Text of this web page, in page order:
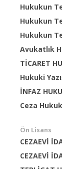
Hukukun
Hukukun
Hukukun
Avukatlık
TİCARET
Hukuki
İNFAZ
Ceza
Ön Lisans
CEZAEVİ
CEZAEVİ